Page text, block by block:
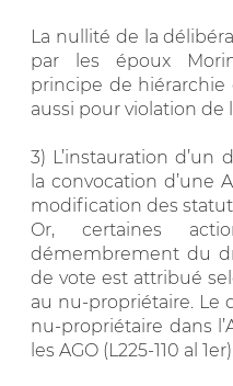
La nullité de la
par les époux
principe de hiérarchie
aussi pour violation de
3) L’instauration d’un
la convocation d’une
modification des
Or, certaines
démembrement du
de vote est attribué
au nu-propriétaire. Le
nu-propriétaire dans
les AGO (L225-110 al 1er).